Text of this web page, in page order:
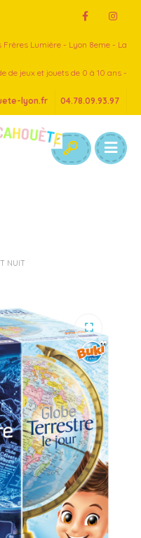
Frères Lumière - Lyon 8eme - La
de jeux et jouets de 0 à 10 ans -
lyon.fr 04.78.09.93.97
NUIT